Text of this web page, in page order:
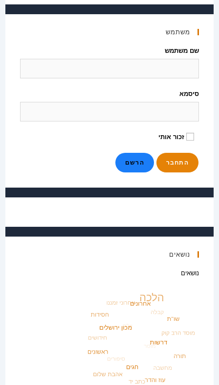
משתמש
שם משתמש
סיסמא
זכור אותי
הרשם
נושאים
נושאים